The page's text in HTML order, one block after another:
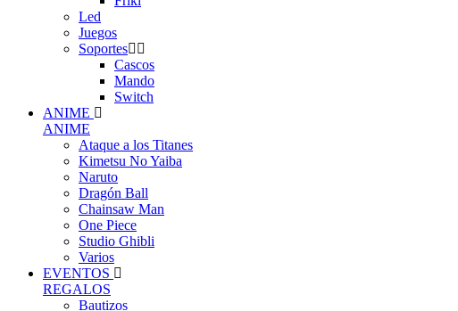
Led
Juegos
Soportes
Cascos
Mando
Switch
ANIME
ANIME
Ataque a los Titanes
Kimetsu No Yaiba
Naruto
Dragón Ball
Chainsaw Man
One Piece
Studio Ghibli
Varios
EVENTOS
REGALOS
Bautizos